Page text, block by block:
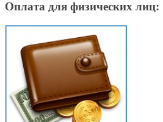
Оплата для физических лиц: